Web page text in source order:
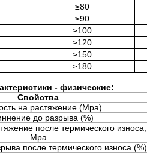
≥80
≥90
≥100
≥120
≥150
≥180
- физические:
Свойства
на растяжение (Mpa)
до разрыва (%)
после термического износа,
Mpa
после термического износа (%)